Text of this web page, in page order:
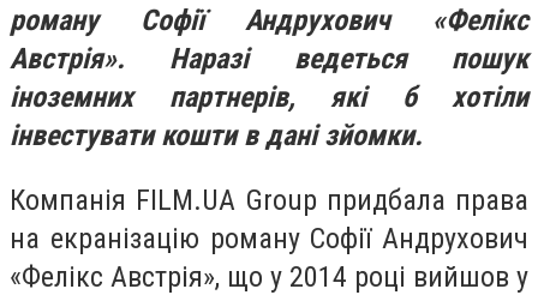
роману Софії Андрухович «Фелікс
Австрія». Наразі ведеться пошук
іноземних партнерів, які б хотіли
інвестувати кошти в дані зйомки.
Компанія FILM.UA Group придбала права
на екранізацію роману Софії Андрухович
«Фелікс Австрія», що у 2014 році вийшов у